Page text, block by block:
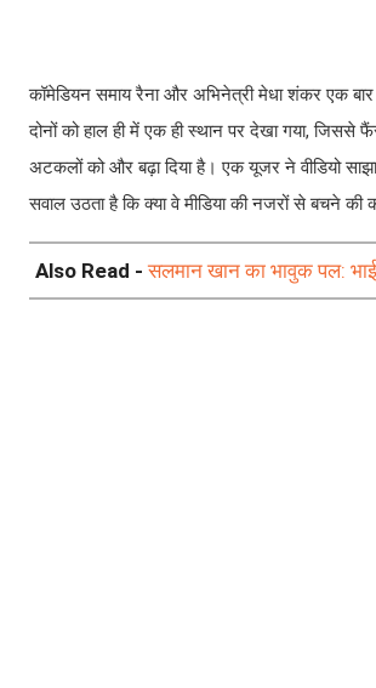
कॉमेडियन समाय रैना और अभिनेत्री मेधा शंकर एक
दोनों को हाल ही में एक ही स्थान पर देखा गया, जिससे
अटकलों को और बढ़ा दिया है। एक यूजर ने वीडियो
सवाल उठता है कि क्या वे मीडिया की नजरों से बचने
Also Read -सलमान खान का भावुक पल: